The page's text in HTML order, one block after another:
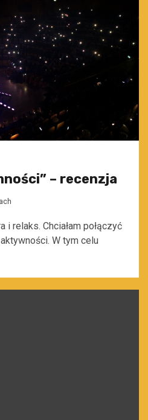
– recenzja
i relaks. Chciałam połączyć
W tym celu